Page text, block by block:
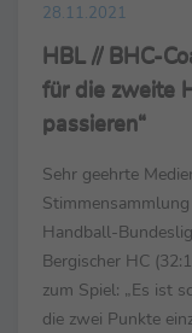
28.11.2021
HBL // BHC-
für die zweite
passieren“
Sehr geehrte
Handball-
Bergischer HC
zum Spiel: „Es ist
die zwei Punkte